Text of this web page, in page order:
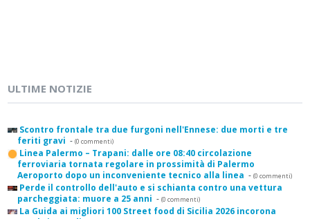
ULTIME NOTIZIE
Scontro frontale tra due furgoni nell'Ennese: due morti e tre
feriti gravi - (0 commenti)
Linea Palermo – Trapani: dalle ore 08:40 circolazione
ferroviaria tornata regolare in prossimità di Palermo
Aeroporto dopo un inconveniente tecnico alla linea - (0 commenti)
Perde il controllo dell'auto e si schianta contro una vettura
parcheggiata: muore a 25 anni - (0 commenti)
La Guida ai migliori 100 Street food di Sicilia 2026 incorona